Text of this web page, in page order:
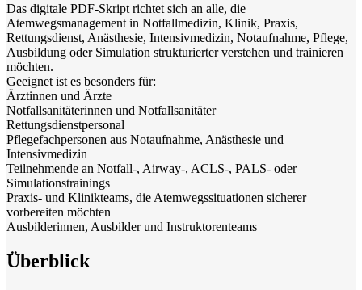
Das digitale PDF-Skript richtet sich an alle, die
Atemwegsmanagement in Notfallmedizin, Klinik, Praxis,
Rettungsdienst, Anästhesie, Intensivmedizin, Notaufnahme, Pflege,
Ausbildung oder Simulation strukturierter verstehen und trainieren
möchten.
Geeignet ist es besonders für:
Ärztinnen und Ärzte
Notfallsanitäterinnen und Notfallsanitäter
Rettungsdienstpersonal
Pflegefachpersonen aus Notaufnahme, Anästhesie und
Intensivmedizin
Teilnehmende an Notfall-, Airway-, ACLS-, PALS- oder
Simulationstrainings
Praxis- und Klinikteams, die Atemwegssituationen sicherer
vorbereiten möchten
Ausbilderinnen, Ausbilder und Instruktorenteams
Überblick